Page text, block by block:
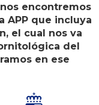
encontremos
APP que incluya
el cual nos va
del
en ese